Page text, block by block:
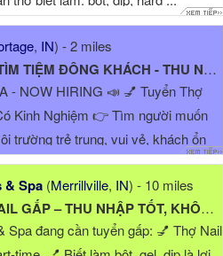
, IN) - 2 miles
ĐÔNG KHÁCH - THU NHẬP CAO 2500$/weeks...
- NOW HIRING 📣 💅 Tuyển Thợ
Kinh Nghiệm 👉 Tìm người muốn
trường trẻ trung, vui vẻ, khách ổn
& Spa (Merrillville, IN) - 10 miles
– THU NHẬP TỐT, KHÔNG DRAMA
Spa đang cần tuyển gấp: 💅 Thợ Nail